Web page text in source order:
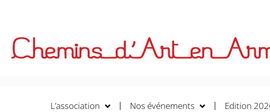
L’association Nos événements Edition